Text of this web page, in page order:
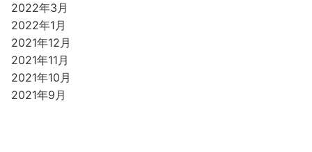
2022年3月
2022年1月
2021年12月
2021年11月
2021年10月
2021年9月